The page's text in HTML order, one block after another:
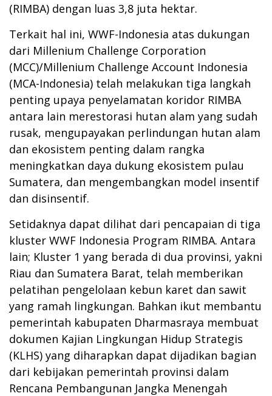
(RIMBA) dengan luas 3,8 juta hektar.
Terkait hal ini, WWF-Indonesia atas dukungan
dari Millenium Challenge Corporation
(MCC)/Millenium Challenge Account Indonesia
(MCA-Indonesia) telah melakukan tiga langkah
penting upaya penyelamatan koridor RIMBA
antara lain merestorasi hutan alam yang sudah
rusak, mengupayakan perlindungan hutan alam
dan ekosistem penting dalam rangka
meningkatkan daya dukung ekosistem pulau
Sumatera, dan mengembangkan model insentif
dan disinsentif.
Setidaknya dapat dilihat dari pencapaian di tiga
kluster WWF Indonesia Program RIMBA. Antara
lain; Kluster 1 yang berada di dua provinsi, yakni
Riau dan Sumatera Barat, telah memberikan
pelatihan pengelolaan kebun karet dan sawit
yang ramah lingkungan. Bahkan ikut membantu
pemerintah kabupaten Dharmasraya membuat
dokumen Kajian Lingkungan Hidup Strategis
(KLHS) yang diharapkan dapat dijadikan bagian
dari kebijakan pemerintah provinsi dalam
Rencana Pembangunan Jangka Menengah